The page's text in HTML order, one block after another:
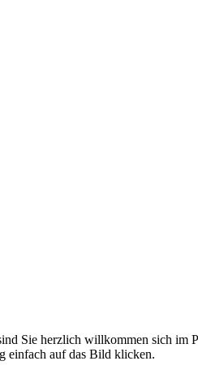
Sie herzlich willkommen sich im
einfach auf das Bild klicken.